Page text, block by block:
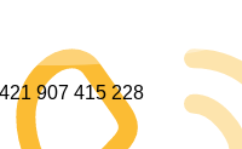
907 415 228